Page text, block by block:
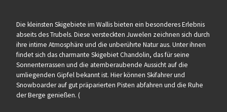
Die kleinsten Skigebiete im Wallis bieten ein besonderes Erlebnis
abseits des Trubels. Diese versteckten Juwelen zeichnen sich durch
ihre intime Atmosphäre und die unberührte Natur aus. Unter ihnen
findet sich das charmante Skigebiet Chandolin, das für seine
Sonnenterrassen und die atemberaubende Aussicht auf die
umliegenden Gipfel bekannt ist. Hier können Skifahrer und
Snowboarder auf gut präparierten Pisten abfahren und die Ruhe
der Berge genießen. (